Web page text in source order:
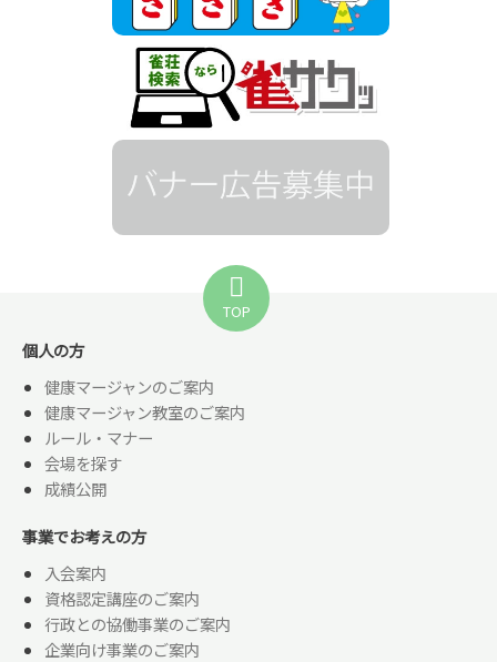
TOP
個人の方
健康マージャンのご案内
健康マージャン教室のご案内
ルール・マナー
会場を探す
成績公開
事業でお考えの方
入会案内
資格認定講座のご案内
行政との協働事業のご案内
企業向け事業のご案内